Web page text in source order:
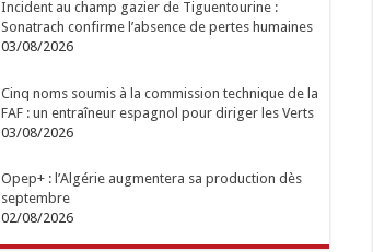
Incident au champ gazier de Tiguentourine :
Sonatrach confirme l’absence de pertes humaines
03/08/2026
Cinq noms soumis à la commission technique de la
FAF : un entraîneur espagnol pour diriger les Verts
03/08/2026
Opep+ : l’Algérie augmentera sa production dès
septembre
02/08/2026